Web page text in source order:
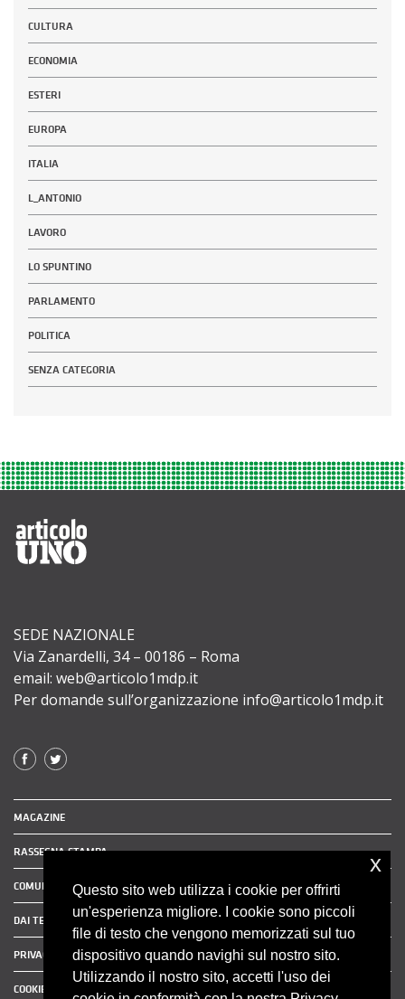
CULTURA
ECONOMIA
ESTERI
EUROPA
ITALIA
L_ANTONIO
LAVORO
LO SPUNTINO
PARLAMENTO
POLITICA
SENZA CATEGORIA
SEDE NAZIONALE
Via Zanardelli, 34 – 00186 – Roma
email: web@articolo1mdp.it
Per domande sull’organizzazione info@articolo1mdp.it
MAGAZINE
RASSEGNA STAMPA
COMUNICATI STAMPA
DAI TERRITORI
PRIVACY POLICY
COOKIE POLICY
Questo sito web utilizza i cookie per offrirti
un'esperienza migliore. I cookie sono piccoli
file di testo che vengono memorizzati sul tuo
dispositivo quando navighi sul nostro sito.
Utilizzando il nostro sito, accetti l'uso dei
x